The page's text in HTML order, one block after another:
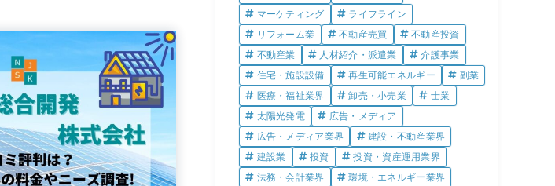
マーケティング
ライフライン
リフォーム業
不動産売買
不動産投資
不動産業
人材紹介・派遣業
介護事業
住宅・施設設備
再生可能エネルギー
副業
医療・福祉業界
卸売・小売業
士業
太陽光発電
広告・メディア
広告・メディア業界
建設・不動産業界
建設業
投資
投資・資産運用業界
法務・会計業界
環境・エネルギー業界